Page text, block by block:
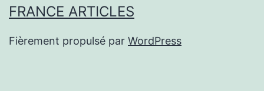
FRANCE ARTICLES
Fièrement propulsé par WordPress